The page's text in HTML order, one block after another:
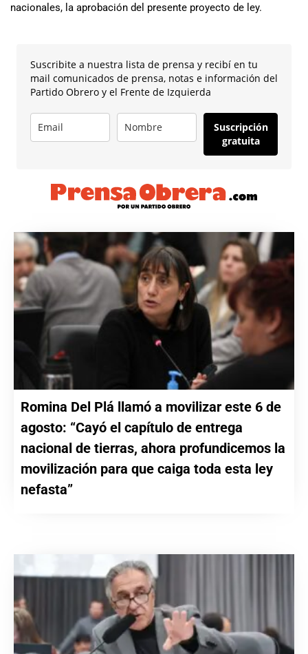
nacionales, la aprobación del presente proyecto de ley.
Suscribite a nuestra lista de prensa y recibí en tu
mail comunicados de prensa, notas e información del
Partido Obrero y el Frente de Izquierda
Suscripción
gratuita
Romina Del Plá llamó a movilizar este 6 de
agosto: “Cayó el capítulo de entrega
nacional de tierras, ahora profundicemos la
movilización para que caiga toda esta ley
nefasta”